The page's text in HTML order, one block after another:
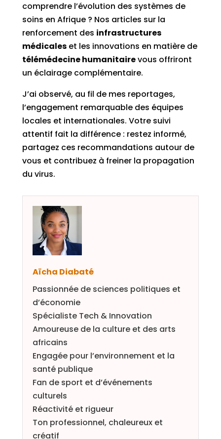
comprendre l’évolution des systèmes de
soins en Afrique ? Nos articles sur la
renforcement des infrastructures
médicaleset les innovations en matière de
télémédecine humanitairevous offriront
un éclairage complémentaire.
J’ai observé, au fil de mes reportages,
l’engagement remarquable des équipes
locales et internationales. Votre suivi
attentif fait la différence : restez informé,
partagez ces recommandations autour de
vous et contribuez à freiner la propagation
du virus.
Aïcha Diabaté
Passionnée de sciences politiques et
d’économie
Spécialiste Tech & Innovation
Amoureuse de la culture et des arts
africains
Engagée pour l’environnement et la
santé publique
Fan de sport et d’événements
culturels
Réactivité et rigueur
Ton professionnel, chaleureux et
créatif